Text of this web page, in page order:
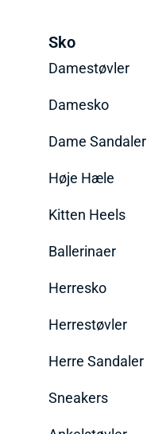
Sko
Damestøvler
Damesko
Dame Sandaler
Høje Hæle
Kitten Heels
Ballerinaer
Herresko
Herrestøvler
Herre Sandaler
Sneakers